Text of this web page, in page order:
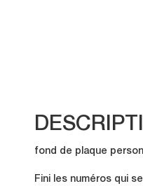
fond de plaque
Fini les numéros qui